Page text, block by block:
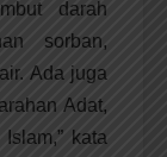
darah
sorban,
Ada juga
Adat,
kata